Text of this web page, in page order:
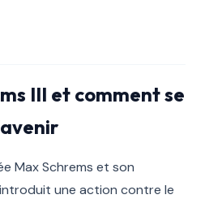
III et comment se
Max Schrems et son
une action contre le